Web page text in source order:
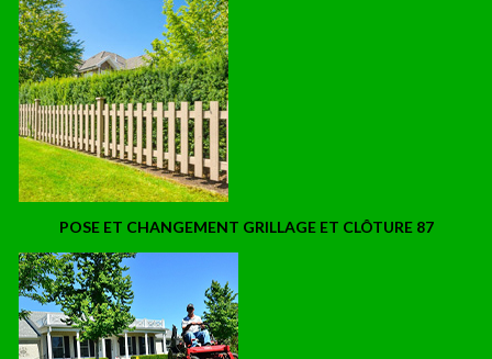
POSE ET CHANGEMENT GRILLAGE ET CLÔTURE 87